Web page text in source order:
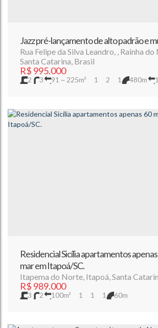
Jazz pré-lançamento de alto padrão e
R$ 995.000
Rua Felipe da Silva Leandro , Rainha do
Santa Catarina, Brasil
2 3 91 ~ 225m² 1 2 1 480m
Residencial Sicília apartamentos
mar em Itapoá/SC.
R$ 989.000
Itapema do Norte, Itapoá,Santa
3 2 100m² 1 1 1 60m